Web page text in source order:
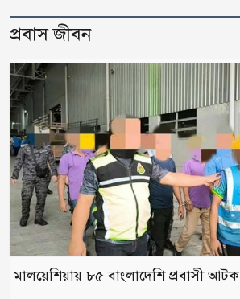
প্রবাস জীবন
মালয়েশিয়ায় ৮৫ বাংলাদেশি প্রবাসী আটক